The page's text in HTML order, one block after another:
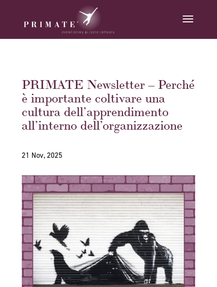
PRIMATE Newsletter – Perché
è importante coltivare una
cultura dell’apprendimento
all’interno dell’organizzazione
21 Nov, 2025